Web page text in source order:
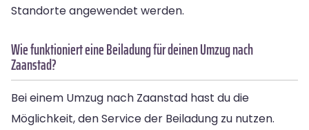
Standorte angewendet werden.
Wie funktioniert eine Beiladung für deinen Umzug nach
Zaanstad?
Bei einem Umzug nach Zaanstad hast du die
Möglichkeit, den Service der Beiladung zu nutzen.